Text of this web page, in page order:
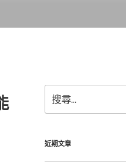
尋
關
字:
近期文章